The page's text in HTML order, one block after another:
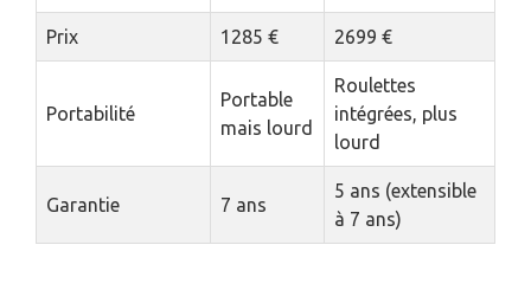
Prix 1285 € 2699 €
Portabilité
Portable
mais lourd
Roulettes
intégrées, plus
lourd
Garantie 7 ans
5 ans (extensible
à 7 ans)